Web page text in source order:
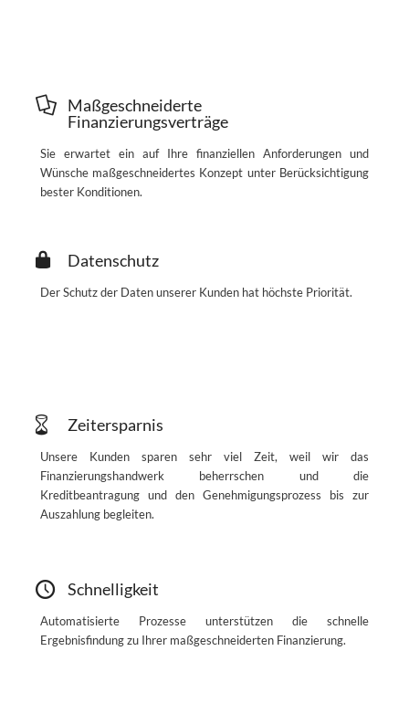
Maßgeschneiderte
Finanzierungsverträge
Sie erwartet ein auf Ihre finanziellen Anforderungen und
Wünsche maßgeschneidertes Konzept unter Berücksichtigung
bester Konditionen.
Datenschutz
Der Schutz der Daten unserer Kunden hat höchste Priorität.
Zeitersparnis
Unsere Kunden sparen sehr viel Zeit, weil wir das
Finanzierungshandwerk beherrschen und die
Kreditbeantragung und den Genehmigungsprozess bis zur
Auszahlung begleiten.
Schnelligkeit
Automatisierte Prozesse unterstützen die schnelle
Ergebnisfindung zu Ihrer maßgeschneiderten Finanzierung.